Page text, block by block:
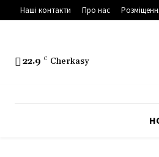
Наші контакти Про нас
22.9 C Cherkasy